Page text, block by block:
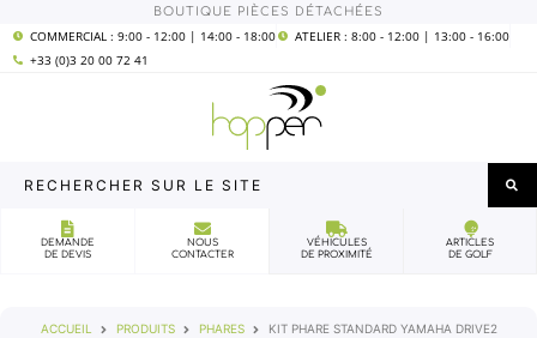
au
contenu
BOUTIQUE PIÈCES DÉTACHÉES
COMMERCIAL : 9:00 - 12:00 | 14:00 - 18:00
ATELIER : 8:00 - 12:00 | 13:00 - 16:00
+33 (0)3 20 00 72 41
Rechercher
DEMANDE
DE DEVIS
NOUS
CONTACTER
VÉHICULES
DE PROXIMITÉ
ARTICLES
DE GOLF
ACCUEIL PRODUITS PHARES KIT PHARE STANDARD YAMAHA DRIVE2